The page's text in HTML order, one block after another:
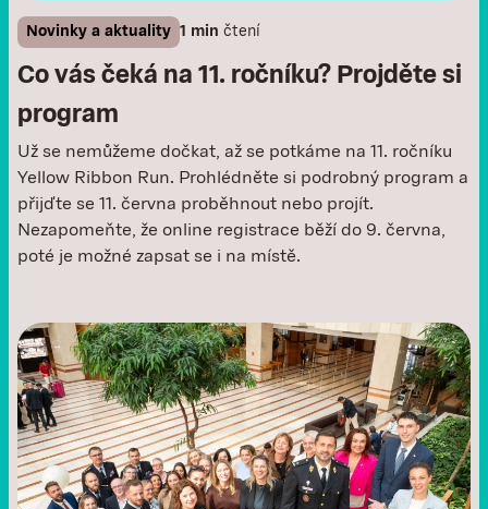
Novinky a aktuality 1 min čtení
Co vás čeká na 11. ročníku? Projděte si
program
Už se nemůžeme dočkat, až se potkáme na 11. ročníku
Yellow Ribbon Run. Prohlédněte si podrobný program a
přijďte se 11. června proběhnout nebo projít.
Nezapomeňte, že online registrace běží do 9. června,
poté je možné zapsat se i na místě. ‍